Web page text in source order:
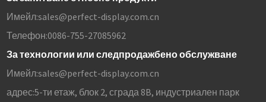
Имейл:sales@perfect-display.com.cn
Телефон:0086-755-27085962
За технологии или следпродажбено обслужване
Имейл:sales@perfect-display.com.cn
адрес:5-ти етаж, блок 2, сграда 8B, индустриален парк